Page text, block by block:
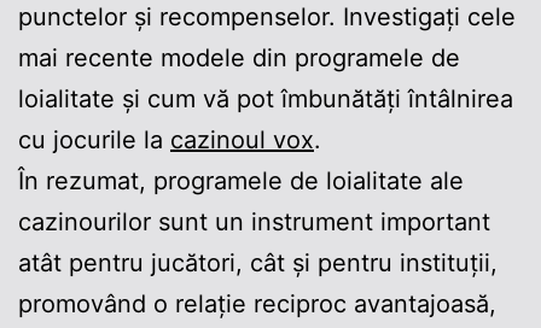
punctelor și recompenselor. Investigați cele
mai recente modele din programele de
loialitate și cum vă pot îmbunătăți întâlnirea
cu jocurile la cazinoul vox.
În rezumat, programele de loialitate ale
cazinourilor sunt un instrument important
atât pentru jucători, cât și pentru instituții,
promovând o relație reciproc avantajoasă,